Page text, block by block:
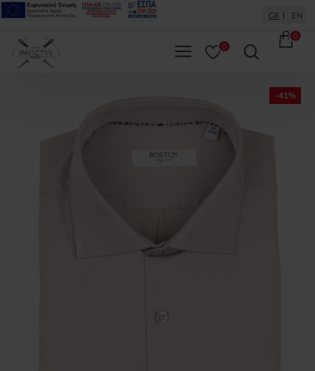
GR EN
0
0
-41%